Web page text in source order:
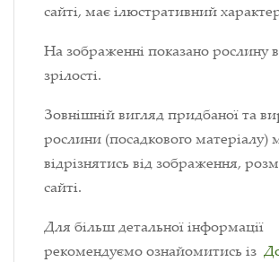
сайті, має ілюстративний
На зображенні показано рослину в
зрілості.
Зовнішній вигляд придбаної та
рослини (посадкового матеріалу)
відрізнятись від зображення,
сайті.
Для більш детальної інформації
рекомендуємо ознайомитись із